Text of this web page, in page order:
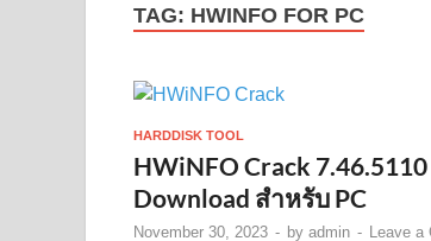
TAG: HWINFO FOR PC
HARDDISK TOOL
HWiNFO Crack 7.46.5110
Download สำหรับ PC
November 30, 2023 - by admin - Leave a